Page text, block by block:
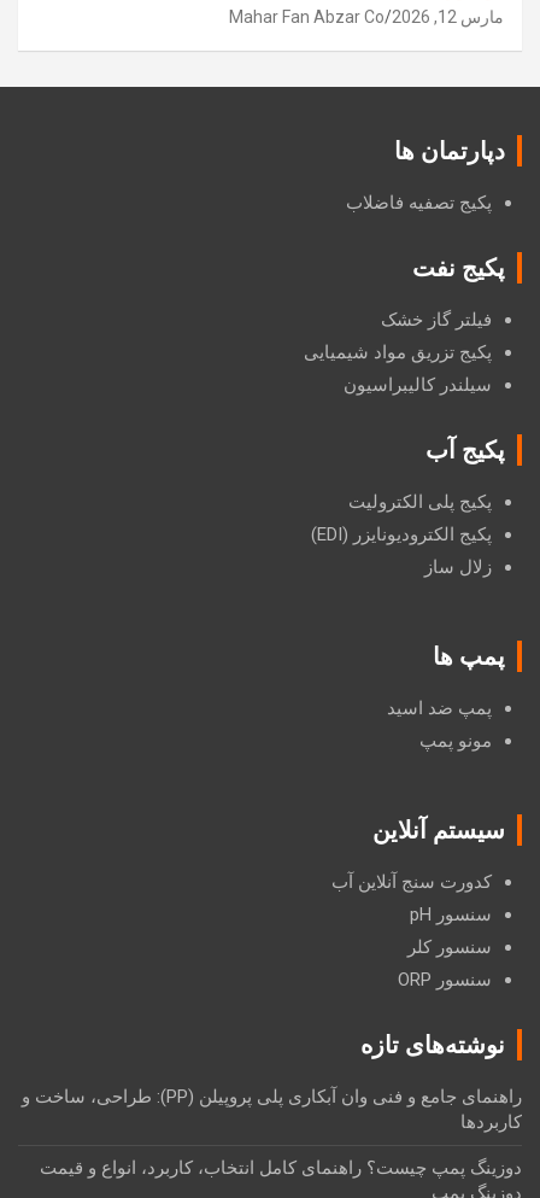
مارس 12, 2026 Mahar Fan Abzar Co
دپارتمان ها
پکیج تصفیه فاضلاب
پکیج نفت
فیلتر گاز خشک
پکیج تزریق مواد شیمیایی
سیلندر کالیبراسیون
پکیج آب
پکیج پلی الکترولیت
پکیج الکترودیونایزر (EDI)
زلال ساز
پمپ ها
پمپ ضد اسید
مونو پمپ
سیستم آنلاین
کدورت سنج آنلاین آب
سنسور pH
سنسور کلر
سنسور ORP
نوشته‌های تازه
راهنمای جامع و فنی وان آبکاری پلی پروپیلن (PP): طراحی، ساخت و
کاربردها
دوزینگ پمپ چیست؟ راهنمای کامل انتخاب، کاربرد، انواع و قیمت
دوزینگ پمپ